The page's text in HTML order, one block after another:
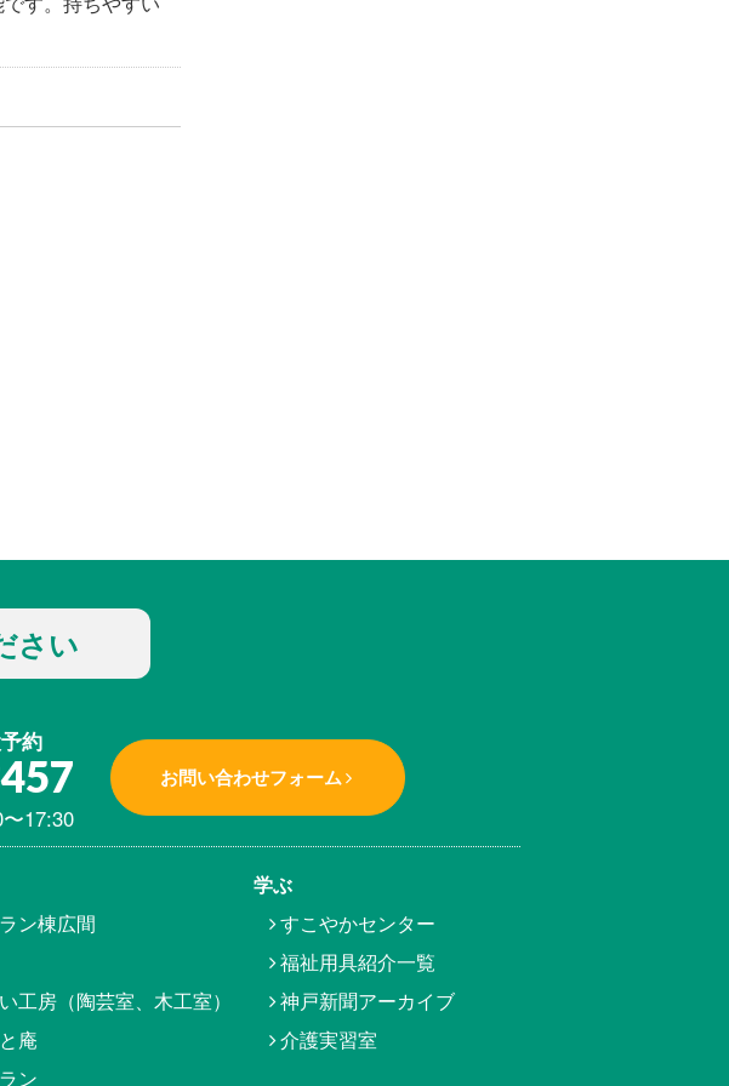
さい
約
17:30
お問い合わせフォーム
ン棟広間
工房（陶芸室、木工室）
庵
ン
学ぶ
すこやかセンター
福祉用具紹介一覧
神戸新聞アーカイブ
介護実習室